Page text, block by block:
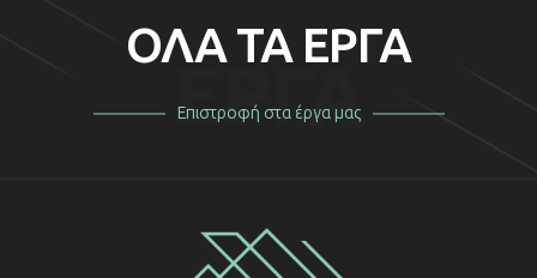
ΕΡΓΑ
ΟΛΑ ΤΑ ΕΡΓΑ
Επιστροφή στα έργα μας